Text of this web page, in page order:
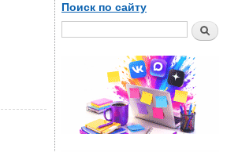
Поиск по сайту
Поиск